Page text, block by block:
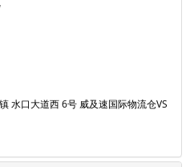
水口大道西 6号 威及速国际物流仓VS